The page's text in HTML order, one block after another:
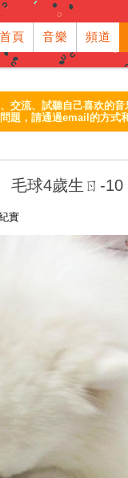
首頁 音樂 頻道
交流、試聽自己喜欢的音
題，請通過email的方式
毛球4歲生ㄖ-10
實